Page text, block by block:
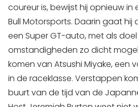
coureur is, bewijst hij opnieuw in
Bull Motorsports. Daarin gaat
een Super GT-auto, met als
omstandigheden zo dicht
komen van Atsushi Miyake, een
in de raceklasse. Verstappen
buurt van de tijd van de